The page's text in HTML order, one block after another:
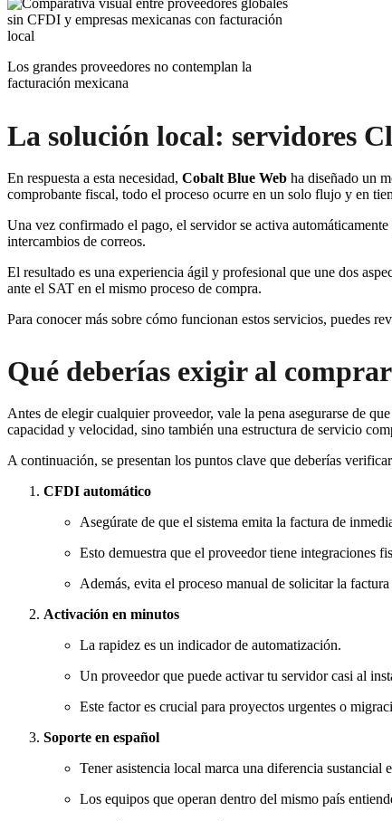
Los grandes proveedores no contemplan la
facturación mexicana
La solución local: servidores
En respuesta a esta necesidad, Cobalt Blue Web ha diseñado un
comprobante fiscal, todo el proceso ocurre en un solo flujo y en
Una vez confirmado el pago, el servidor se activa
intercambios de correos.
El resultado es una experiencia ágil y profesional que une dos
ante el SAT en el mismo proceso de compra.
Para conocer más sobre cómo funcionan estos servicios, puedes
Qué deberías exigir al
Antes de elegir cualquier proveedor, vale la pena asegurarse de
capacidad y velocidad, sino también una estructura de servicio
A continuación, se presentan los puntos clave que deberías
CFDI automático
Asegúrate de que el sistema emita la factura de
Esto demuestra que el proveedor tiene integraciones
Además, evita el proceso manual de solicitar la
Activación en minutos
La rapidez es un indicador de automatización.
Un proveedor que puede activar tu servidor casi al
Este factor es crucial para proyectos urgentes o
Soporte en español
Tener asistencia local marca una diferencia sustancial
Los equipos que operan dentro del mismo país